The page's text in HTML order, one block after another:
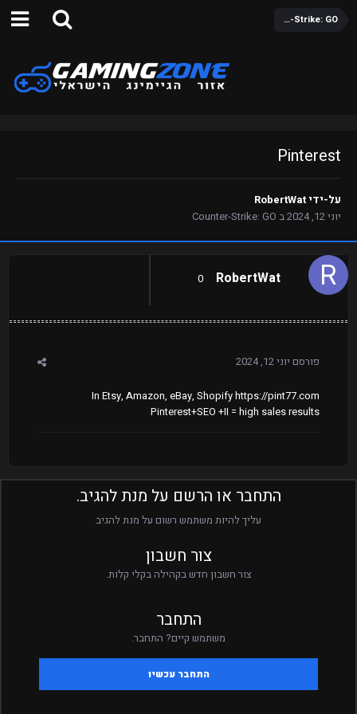
Counter-Strike: GO
Pinterest
על-ידיRobertWat
יוני 12, 2024
ב Counter-Strike: GO
RobertWat
0
פורסם יוני 12, 2024
In Etsy, Amazon, eBay, Shopify https://pint77.com
Pinterest+SEO +II = high sales results
התחבר או הרשם על מנת להגיב.
עליך להיות משתמש רשום על מנת להגיב
צור חשבון
צור חשבון חדש בקהילה בקלי קלות.
התחבר
משתמש קיים? התחבר.
התחבר עכשיו